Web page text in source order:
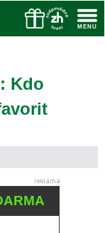
Kdo